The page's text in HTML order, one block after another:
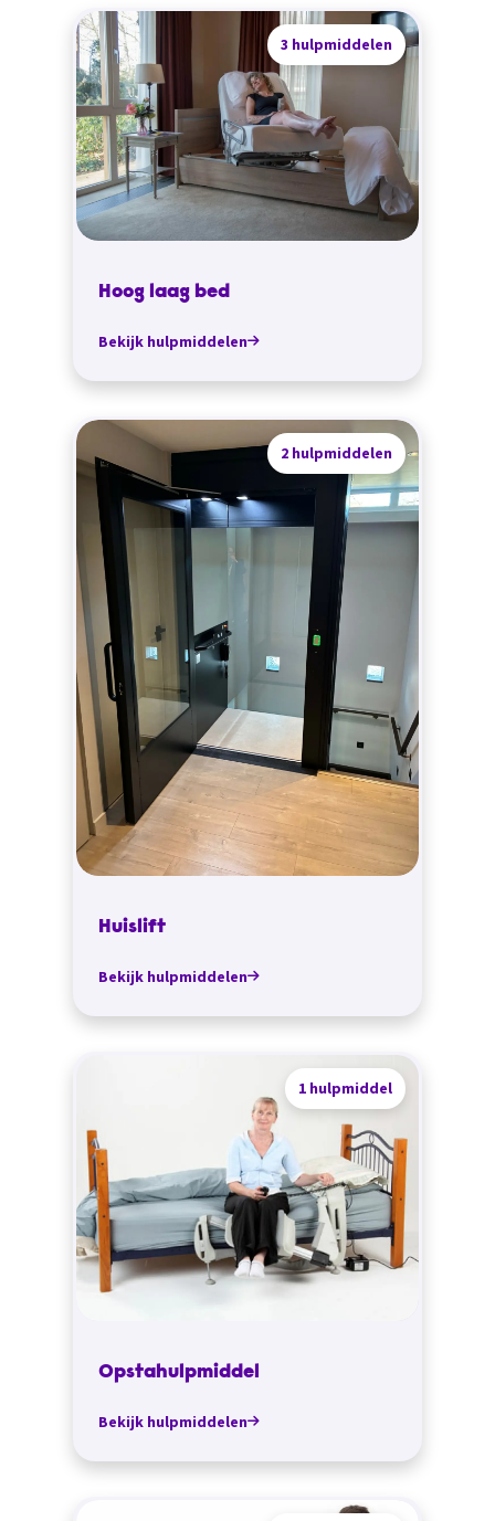
3 hulpmiddelen
Hoog laag bed
Bekijk hulpmiddelen
2 hulpmiddelen
Huislift
Bekijk hulpmiddelen
1 hulpmiddel
Opstahulpmiddel
Bekijk hulpmiddelen